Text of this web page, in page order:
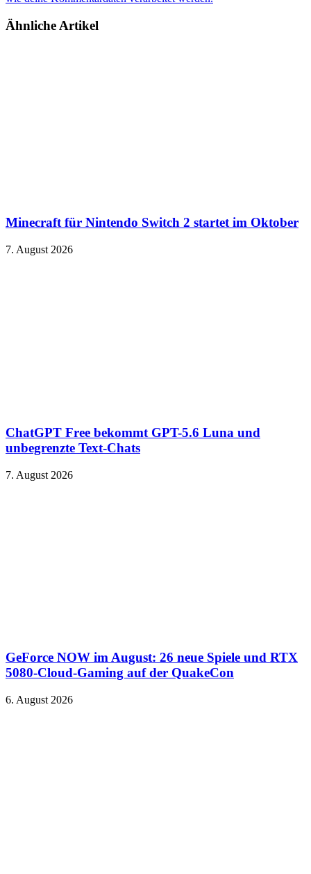
Ähnliche Artikel
Minecraft für Nintendo Switch 2 startet im Oktober
7. August 2026
ChatGPT Free bekommt GPT-5.6 Luna und
unbegrenzte Text-Chats
7. August 2026
GeForce NOW im August: 26 neue Spiele und RTX
5080-Cloud-Gaming auf der QuakeCon
6. August 2026